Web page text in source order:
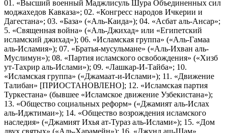
01. «Высший военный Маджлисуль Шура Объединенных сил
моджахедов Кавказа»; 02. «Конгресс народов Ичкерии и
Дагестана»; 03. «База» («Аль-Каида»); 04. «Асбат аль-Ансар»;
5. «Священная война» («Аль-Джихад» или «Египетский
исламский джихад»); 06. «Исламская группа» («Аль-Гамаа
аль-Исламия»); 07. «Братья-мусульмане» («Аль-Ихван аль-
Муслимун»); 08. «Партия исламского освобождения» («Хизб
ут-Тахрир аль-Ислами»); 09. «Лашкар-И-Тайба»; 10.
«Исламская группа» («Джамаат-и-Ислами»); 11. «Движение
Талибан» [ПРИОСТАНОВЛЕНО]; 12. «Исламская партия
Туркестана» (бывшее «Исламское движение Узбекистана»);
13. «Общество социальных реформ» («Джамият аль-Ислах
аль-Иджтимаи»); 14. «Общество возрождения исламского
наследия» («Джамият Ихья ат-Тураз аль-Ислами»); 15. «Дом
двух святых» («Аль-Харамейн»); 16. «Джунд аш-Шам»